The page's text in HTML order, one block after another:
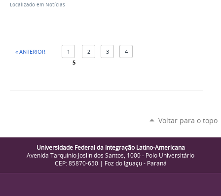
Localizado em Notícias
« ANTERIOR 1 2 3
4
5
Voltar para o topo
Universidade Federal da Integração Latino-Americana
Avenida Tarquínio Joslin dos Santos, 1000 - Polo Universitário
CEP: 85870-650 | Foz do Iguaçu - Paraná